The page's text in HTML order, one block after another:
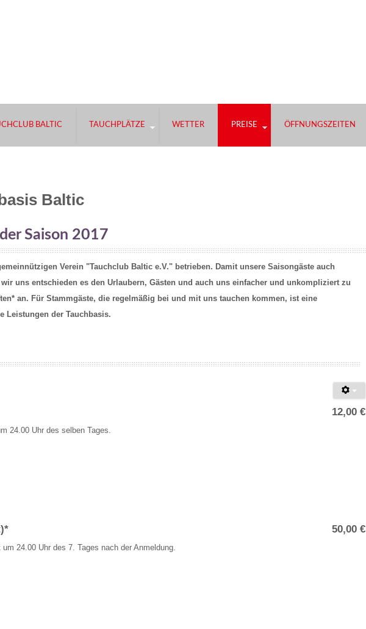
BALTIC TAUCHPLÄTZE WETTER PREISE ÖFFNUNGSZEITEN
Baltic
Saison 2017
Verein "Tauchclub Baltic e.V." betrieben. Damit unsere Saisongäste auch
uns entschieden es den Urlaubern, Gästen und auch uns einfacher und unkompliziert zu
an. Für Stammgäste, die regelmäßig bei und mit uns tauchen kommen, ist eine
Leistungen der Tauchbasis.
12,00 €
24.00 Uhr des selben Tages.
50,00 €
24.00 Uhr des 7. Tages nach der Anmeldung.